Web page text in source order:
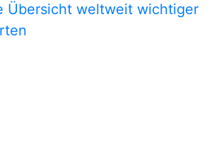
Übersicht weltweit wichtiger